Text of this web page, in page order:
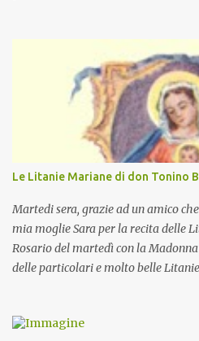
Le Litanie Mariane di don Tonino
Martedi sera, grazie ad un amico
mia moglie Sara per la recita delle
Rosario del martedì con la
delle particolari e molto belle
preghiera.